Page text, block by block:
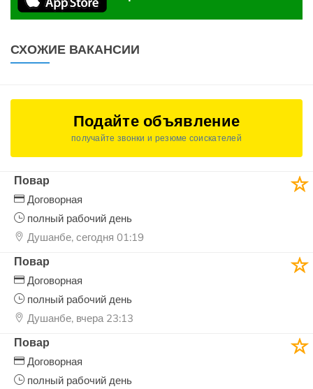
СХОЖИЕ ВАКАНСИИ
Подайте объявление
получайте звонки и резюме соискателей
Повар
Договорная
полный рабочий день
Душанбе, сегодня 01:19
Повар
Договорная
полный рабочий день
Душанбе, вчера 23:13
Повар
Договорная
полный рабочий день